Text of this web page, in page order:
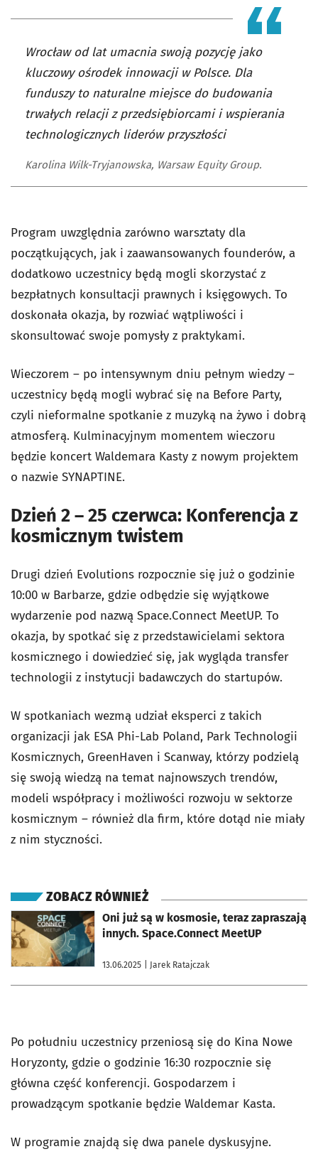
Wrocław od lat umacnia swoją pozycję jako
kluczowy ośrodek innowacji w Polsce. Dla
funduszy to naturalne miejsce do budowania
trwałych relacji z przedsiębiorcami i wspierania
technologicznych liderów przyszłości
Karolina Wilk-Tryjanowska, Warsaw Equity Group.
Program uwzględnia zarówno warsztaty dla
początkujących, jak i zaawansowanych founderów, a
dodatkowo uczestnicy będą mogli skorzystać z
bezpłatnych konsultacji prawnych i księgowych. To
doskonała okazja, by rozwiać wątpliwości i
skonsultować swoje pomysły z praktykami.
Wieczorem – po intensywnym dniu pełnym wiedzy –
uczestnicy będą mogli wybrać się na Before Party,
czyli nieformalne spotkanie z muzyką na żywo i dobrą
atmosferą. Kulminacyjnym momentem wieczoru
będzie koncert Waldemara Kasty z nowym projektem
o nazwie SYNAPTINE.
Dzień 2 – 25 czerwca: Konferencja z
kosmicznym twistem
Drugi dzień Evolutions rozpocznie się już o godzinie
10:00 w Barbarze, gdzie odbędzie się wyjątkowe
wydarzenie pod nazwą Space.Connect MeetUP. To
okazja, by spotkać się z przedstawicielami sektora
kosmicznego i dowiedzieć się, jak wygląda transfer
technologii z instytucji badawczych do startupów.
W spotkaniach wezmą udział eksperci z takich
organizacji jak ESA Phi-Lab Poland, Park Technologii
Kosmicznych, GreenHaven i Scanway, którzy podzielą
się swoją wiedzą na temat najnowszych trendów,
modeli współpracy i możliwości rozwoju w sektorze
kosmicznym – również dla firm, które dotąd nie miały
z nim styczności.
ZOBACZ RÓWNIEŻ
Oni już są w kosmosie, teraz zapraszają
innych. Space.Connect MeetUP
13.06.2025 | Jarek Ratajczak
otworzy się w nowej karcie
Po południu uczestnicy przeniosą się do Kina Nowe
Horyzonty, gdzie o godzinie 16:30 rozpocznie się
główna część konferencji. Gospodarzem i
prowadzącym spotkanie będzie Waldemar Kasta.
W programie znajdą się dwa panele dyskusyjne.